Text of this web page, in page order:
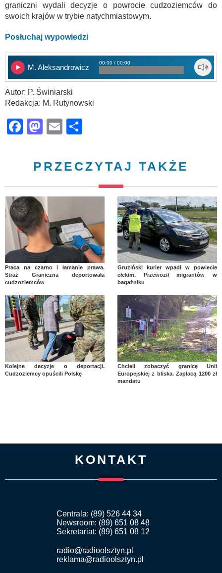
graniczni wydali decyzje o powrocie cudzoziemców do
swoich krajów w trybie natychmiastowym.
Posłuchaj wypowiedzi
M. Aleksandrowicz
00:00 / 00:00
Autor: P. Świniarski
Redakcja: M. Rutynowski
Facebook
Mastodon
Email
PRZECZYTAJ TAKŻE
Praca na czarno i łamanie prawa.
Straż Graniczna deportowała
cudzoziemców
Gruziński kurier wpadł w powiecie
ełckim. Przewoził migrantów w
bagażniku
Kolejne decyzje o deportacji.
Cudzoziemcy opuścili Polskę
Chcieli zobaczyć granicę Unii
Europejskiej z bliska. Zapłacą 1200 zł
mandatu
KONTAKT
Centrala: (89) 526 44 34
Newsroom: (89) 651 08 48
Sekretariat: (89) 651 08 12
radio@radioolsztyn.pl
reklama@radioolsztyn.pl